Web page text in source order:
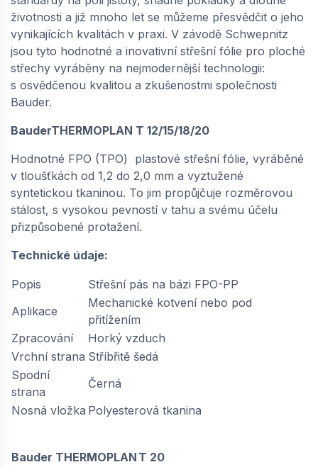
BAUDER / THERMOPLAN T20 (1,5 × 20 m =
30 m²) - sněhově bílá | 66208150
na objednávku
− +
BAUDER / THERMOPLAN T20 (1,5 × 20 m =
30 m²) - stříbřitě šedá | 66201150
na objednávku
+
životnosti a již mnoho let se můžeme přesvědčit o jeho
vynikajících kvalitách v praxi. V závodě Schwepnitz
jsou tyto hodnotné a inovativní střešní fólie pro ploché
střechy vyráběny na nejmodernější technologii:
s osvědčenou kvalitou a zkušenostmi společnosti
Bauder.
BauderTHERMOPLAN T 12/15/18/20
Hodnotné FPO (TPO) plastové střešní fólie, vyráběné
v tloušťkách od 1,2 do 2,0 mm a vyztužené
syntetickou tkaninou. To jim propůjčuje rozměrovou
stálost, s vysokou pevností v tahu a svému účelu
přizpůsobené protažení.
Technické údaje:
Popis
Střešní pás na bázi FPO-PP
Aplikace
Mechanické kotvení nebo pod
přitížením
Zpracování
Horký vzduch
Vrchní strana Stříbřitě šedá
Spodní
strana
Černá
Nosná vložka Polyesterová tkanina
Bauder THERMOPLAN T 20